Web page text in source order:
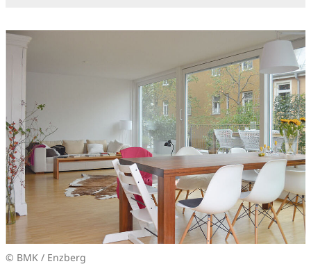
© BMK / Enzberg